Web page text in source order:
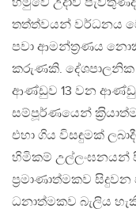
හමුවේ උදාවී
තත්ත්වයන් වර්ධනය
පවා ආමන්ත‍්‍රණය
කරුණකි.
ආණ්ඩුව 13 වන
සම්පූර්ණයෙන්
එහා ගිය විසඳුමක්
හිමිකම් උල්ලංඝනයන්
ප‍්‍රමාණාත්මකව
ධනාත්මකව බැලිය